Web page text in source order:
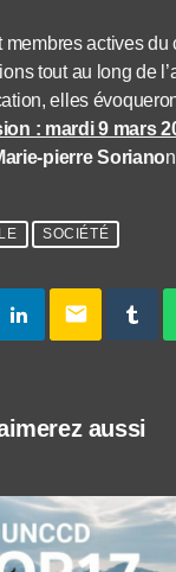
actives du
tout au long de
elles
: mardi 9 mars
pierre Sorianon
SOCIÉTÉ
email
aussi